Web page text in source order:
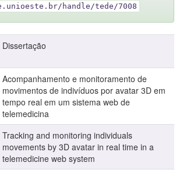
handle/tede/7008
Dissertação
Acompanhamento e monitoramento de
movimentos de indivíduos por avatar 3D em
tempo real em um sistema web de
telemedicina
Tracking and monitoring individuals
movements by 3D avatar in real time in a
telemedicine web system